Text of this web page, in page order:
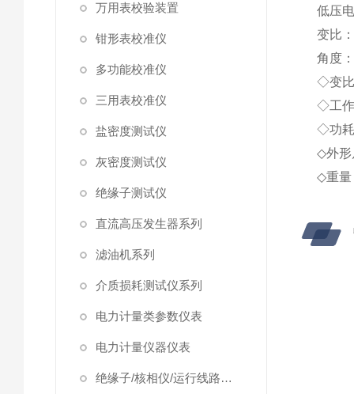
万用表校验装置
钳形表校准仪
多功能校准仪
三用表校准仪
盐密度测试仪
灰密度测试仪
绝缘子测试仪
直流高压发生器系列
滤油机系列
介质损耗测试仪系列
电力计量类参数仪表
电力计量仪器仪表
绝缘子/核相仪/运行线路试验仪器
低压
变比
角度
◇变
◇工
◇功
◇外形
◇重量